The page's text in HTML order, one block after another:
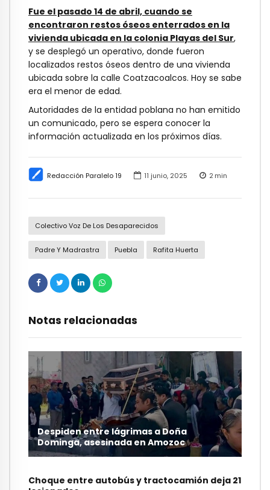
Redacción Paralelo 19 11 junio, 2025 2 min
Colectivo Voz De Los Desaparecidos
Padre Y Madrastra Puebla Rafita Huerta
Notas relacionadas
Despiden entre lágrimas a Doña
Dominga, asesinada en Amozoc
Choque entre autobús y tractocamión deja 21
Fue el pasado 14 de abril, cuando se
encontraron restos óseos enterrados en la
vivienda ubicada en la colonia Playas del Sur,
y se desplegó un operativo, donde fueron
localizados restos óseos dentro de una vivienda
ubicada sobre la calle Coatzacoalcos. Hoy se sabe
era el menor de edad.
Autoridades de la entidad poblana no han emitido
un comunicado, pero se espera conocer la
información actualizada en los próximos días.